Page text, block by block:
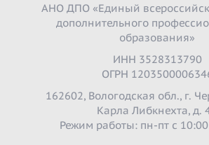
АНО ДПО «Единый
дополнительного
образования»
ИНН 3528313790
ОГРН
162602, Вологодская обл., г.
Карла Либкнехта, д.
Режим работы: пн-пт с